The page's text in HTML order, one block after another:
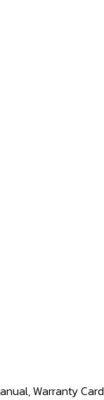
Warranty Card